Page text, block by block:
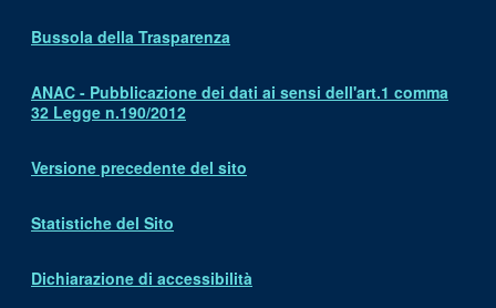
Bussola della Trasparenza
ANAC - Pubblicazione dei dati ai sensi dell'art.1 comma
32 Legge n.190/2012
Versione precedente del sito
Statistiche del Sito
Dichiarazione di accessibilità